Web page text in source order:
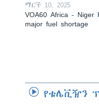
ማርች 10, 2025
VOA60 Africa - Niger
major fuel shortage
የቴሌቪዥን